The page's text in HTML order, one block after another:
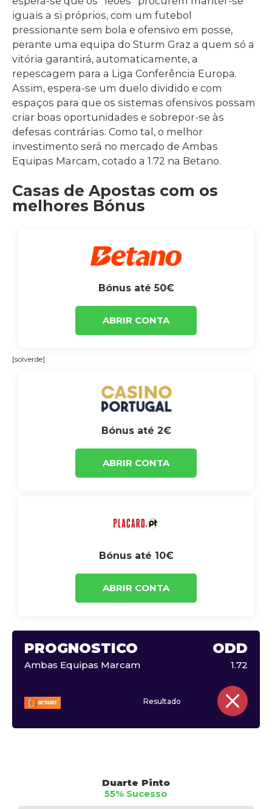
iguais a si próprios, com um futebol
pressionante sem bola e ofensivo em posse,
perante uma equipa do Sturm Graz a quem só a
vitória garantirá, automaticamente, a
repescagem para a Liga Conferência Europa.
Assim, espera-se um duelo dividido e com
espaços para que os sistemas ofensivos possam
criar boas oportunidades e sobrepor-se às
defesas contrárias. Como tal, o melhor
investimento será no mercado de Ambas
Equipas Marcam, cotado a 1.72 na Betano.
Casas de Apostas com os
melhores Bónus
Bónus até 50€
ABRIR CONTA
[solverde]
Bónus até 2€
ABRIR CONTA
Bónus até 10€
ABRIR CONTA
PROGNÓSTICO ODD
Ambas Equipas Marcam 1.72
Resultado
Duarte Pinto
55% Sucesso